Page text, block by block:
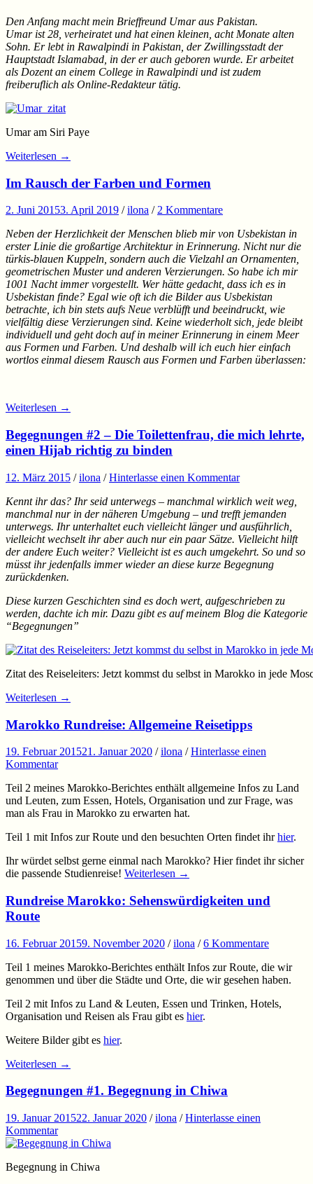
Den Anfang macht mein Brieffreund Umar aus Pakistan.
Umar ist 28, verheiratet und hat einen kleinen, acht Monate alten
Sohn. Er lebt in Rawalpindi in Pakistan, der Zwillingsstadt der
Hauptstadt Islamabad, in der er auch geboren wurde. Er arbeitet
als Dozent an einem College in Rawalpindi und ist zudem
freiberuflich als Online-Redakteur tätig.
Umar am Siri Paye
Weiterlesen →
Im Rausch der Farben und Formen
2. Juni 20153. April 2019 /ilona / 2 Kommentare
Neben der Herzlichkeit der Menschen blieb mir von Usbekistan in
erster Linie die großartige Architektur in Erinnerung. Nicht nur die
türkis-blauen Kuppeln, sondern auch die Vielzahl an Ornamenten,
geometrischen Muster und anderen Verzierungen. So habe ich mir
1001 Nacht immer vorgestellt. Wer hätte gedacht, dass ich es in
Usbekistan finde? Egal wie oft ich die Bilder aus Usbekistan
betrachte, ich bin stets aufs Neue verblüfft und beeindruckt, wie
vielfältig diese Verzierungen sind. Keine wiederholt sich, jede bleibt
individuell und geht doch auf in meiner Erinnerung in einem Meer
aus Formen und Farben. Und deshalb will ich euch hier einfach
wortlos einmal diesem Rausch aus Formen und Farben überlassen:
Weiterlesen →
Begegnungen #2 – Die Toilettenfrau, die mich lehrte,
einen Hijab richtig zu binden
12. März 2015 /ilona /Hinterlasse einen Kommentar
Kennt ihr das? Ihr seid unterwegs – manchmal wirklich weit weg,
manchmal nur in der näheren Umgebung – und trefft jemanden
unterwegs. Ihr unterhaltet euch vielleicht länger und ausführlich,
vielleicht wechselt ihr aber auch nur ein paar Sätze. Vielleicht hilft
der andere Euch weiter? Vielleicht ist es auch umgekehrt. So und so
müsst ihr jedenfalls immer wieder an diese kurze Begegnung
zurückdenken.
Diese kurzen Geschichten sind es doch wert, aufgeschrieben zu
werden, dachte ich mir. Dazu gibt es auf meinem Blog die Kategorie
“Begegnungen”
Zitat des Reiseleiters: Jetzt kommst du selbst in Marokko in jede
Weiterlesen →
Marokko Rundreise: Allgemeine Reisetipps
19. Februar 201521. Januar 2020 /ilona /Hinterlasse einen
Kommentar
Teil 2 meines Marokko-Berichtes enthält allgemeine Infos zu Land
und Leuten, zum Essen, Hotels, Organisation und zur Frage, was
man als Frau in Marokko zu erwarten hat.
Teil 1 mit Infos zur Route und den besuchten Orten findet ihrhier.
Ihr würdet selbst gerne einmal nach Marokko? Hier findet ihr sicher
die passende Studienreise! Weiterlesen →
Rundreise Marokko: Sehenswürdigkeiten und
Route
16. Februar 20159. November 2020 /ilona /6 Kommentare
Teil 1 meines Marokko-Berichtes enthält Infos zur Route, die wir
genommen und über die Städte und Orte, die wir gesehen haben.
Teil 2 mit Infos zu Land & Leuten, Essen und Trinken, Hotels,
Organisation und Reisen als Frau gibt es hier.
Weitere Bilder gibt es hier.
Weiterlesen →
Begegnungen #1. Begegnung in Chiwa
19. Januar 201522. Januar 2020 /ilona /Hinterlasse einen
Kommentar
Begegnung in Chiwa